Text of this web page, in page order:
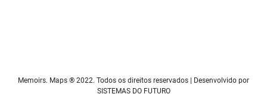
Memoirs. Maps ® 2022. Todos os direitos reservados | Desenvolvido por
SISTEMAS DO FUTURO